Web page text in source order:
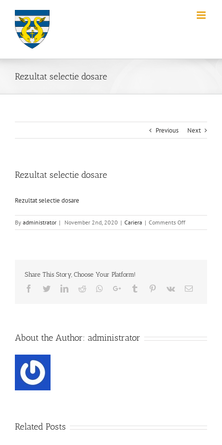
content
Rezultat selectie dosare
Previous Next
Rezultat selectie dosare
Rezultat selectie dosare
By administrator | November 2nd, 2020 | Cariera | Comments Offon
Rezultat
Share This Story, Choose Your Platform!
Facebook
TwitterLinkedinReddit Whatsapp
Google+Tumblr Pinterest
Vk Email
About the Author: administrator
Related Posts